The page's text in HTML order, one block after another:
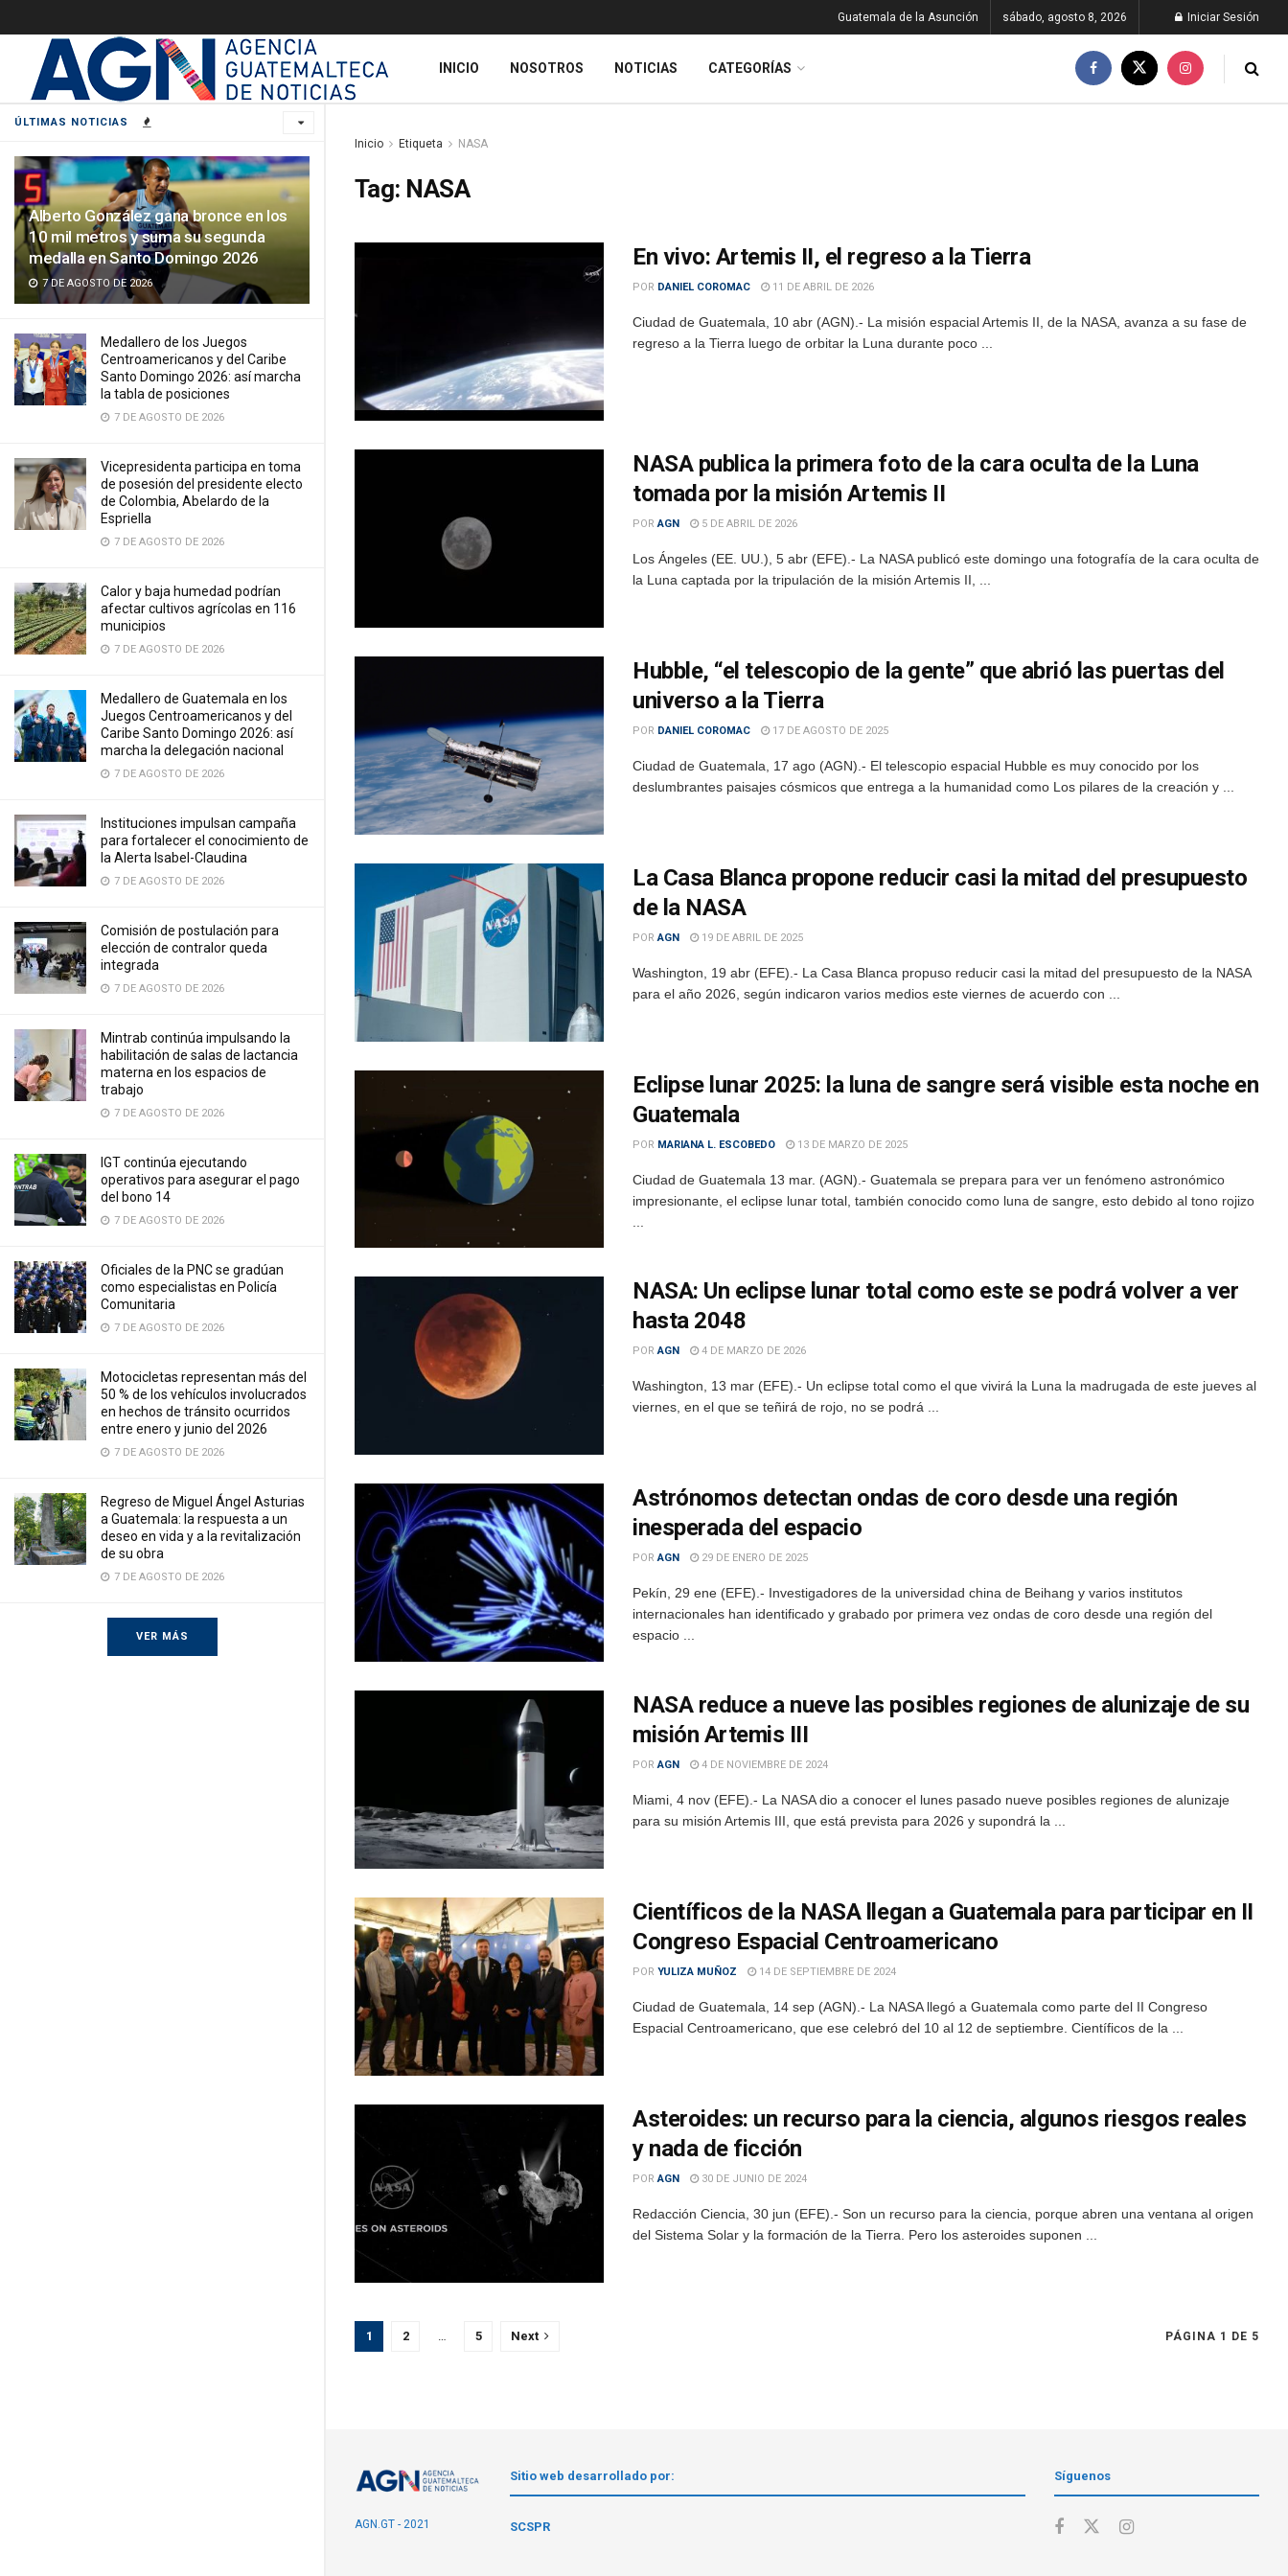
ÚLTIMAS NOTICIAS
Alberto González gana bronce en los
10 mil metros y suma su segunda
medalla en Santo Domingo 2026
7 DE AGOSTO DE 2026
Medallero de los Juegos
Centroamericanos y del Caribe
Santo Domingo 2026: así marcha
la tabla de posiciones
7 DE AGOSTO DE 2026
Vicepresidenta participa en toma
de posesión del presidente electo
de Colombia, Abelardo de la
Espriella
7 DE AGOSTO DE 2026
Calor y baja humedad podrían
afectar cultivos agrícolas en 116
municipios
7 DE AGOSTO DE 2026
Medallero de Guatemala en los
Juegos Centroamericanos y del
Caribe Santo Domingo 2026: así
marcha la delegación nacional
7 DE AGOSTO DE 2026
Instituciones impulsan campaña
para fortalecer el conocimiento de
la Alerta Isabel-Claudina
7 DE AGOSTO DE 2026
Comisión de postulación para
elección de contralor queda
integrada
7 DE AGOSTO DE 2026
Mintrab continúa impulsando la
habilitación de salas de lactancia
materna en los espacios de
trabajo
7 DE AGOSTO DE 2026
IGT continúa ejecutando
operativos para asegurar el pago
del bono 14
7 DE AGOSTO DE 2026
Oficiales de la PNC se gradúan
como especialistas en Policía
Comunitaria
7 DE AGOSTO DE 2026
Motocicletas representan más del
50 % de los vehículos involucrados
en hechos de tránsito ocurridos
entre enero y junio del 2026
7 DE AGOSTO DE 2026
Regreso de Miguel Ángel Asturias
a Guatemala: la respuesta a un
deseo en vida y a la revitalización
de su obra
7 DE AGOSTO DE 2026
VER MÁS
Guatemala de la Asunción sábado, agosto 8, 2026 Iniciar Sesión
INICIO NOSOTROS NOTICIAS CATEGORÍAS
Inicio Etiqueta NASA
Tag: NASA
En vivo: Artemis II, el regreso a la Tierra
POR DANIEL COROMAC 11 DE ABRIL DE 2026
Ciudad de Guatemala, 10 abr (AGN).- La misión espacial Artemis II, de la NASA, avanza a su fase de
regreso a la Tierra luego de orbitar la Luna durante poco ...
NASA publica la primera foto de la cara oculta de la Luna
tomada por la misión Artemis II
POR AGN 5 DE ABRIL DE 2026
Los Ángeles (EE. UU.), 5 abr (EFE).- La NASA publicó este domingo una fotografía de la cara oculta de
la Luna captada por la tripulación de la misión Artemis II, ...
Hubble, “el telescopio de la gente” que abrió las puertas del
universo a la Tierra
POR DANIEL COROMAC 17 DE AGOSTO DE 2025
Ciudad de Guatemala, 17 ago (AGN).- El telescopio espacial Hubble es muy conocido por los
deslumbrantes paisajes cósmicos que entrega a la humanidad como Los pilares de la creación y ...
La Casa Blanca propone reducir casi la mitad del presupuesto
de la NASA
POR AGN 19 DE ABRIL DE 2025
Washington, 19 abr (EFE).- La Casa Blanca propuso reducir casi la mitad del presupuesto de la NASA
para el año 2026, según indicaron varios medios este viernes de acuerdo con ...
Eclipse lunar 2025: la luna de sangre será visible esta noche en
Guatemala
POR MARIANA L. ESCOBEDO 13 DE MARZO DE 2025
Ciudad de Guatemala 13 mar. (AGN).- Guatemala se prepara para ver un fenómeno astronómico
impresionante, el eclipse lunar total, también conocido como luna de sangre, esto debido al tono rojizo
NASA: Un eclipse lunar total como este se podrá volver a ver
hasta 2048
POR AGN 4 DE MARZO DE 2026
Washington, 13 mar (EFE).- Un eclipse total como el que vivirá la Luna la madrugada de este jueves al
viernes, en el que se teñirá de rojo, no se podrá ...
Astrónomos detectan ondas de coro desde una región
inesperada del espacio
POR AGN 29 DE ENERO DE 2025
Pekín, 29 ene (EFE).- Investigadores de la universidad china de Beihang y varios institutos
internacionales han identificado y grabado por primera vez ondas de coro desde una región del
espacio ...
NASA reduce a nueve las posibles regiones de alunizaje de su
misión Artemis III
POR AGN 4 DE NOVIEMBRE DE 2024
Miami, 4 nov (EFE).- La NASA dio a conocer el lunes pasado nueve posibles regiones de alunizaje
para su misión Artemis III, que está prevista para 2026 y supondrá la ...
Científicos de la NASA llegan a Guatemala para participar en II
Congreso Espacial Centroamericano
POR YULIZA MUÑOZ 14 DE SEPTIEMBRE DE 2024
Ciudad de Guatemala, 14 sep (AGN).- La NASA llegó a Guatemala como parte del II Congreso
Espacial Centroamericano, que ese celebró del 10 al 12 de septiembre. Científicos de la ...
Asteroides: un recurso para la ciencia, algunos riesgos reales
y nada de ficción
POR AGN 30 DE JUNIO DE 2024
Redacción Ciencia, 30 jun (EFE).- Son un recurso para la ciencia, porque abren una ventana al origen
del Sistema Solar y la formación de la Tierra. Pero los asteroides suponen ...
PÁGINA 1 DE 5
1 2 5 Next
AGN.GT - 2021
Sitio web desarrollado por:
SCSPR
Síguenos